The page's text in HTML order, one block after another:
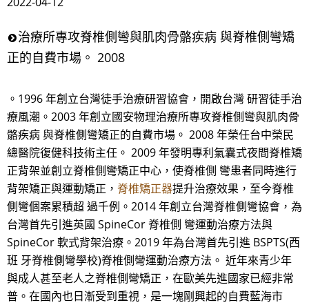
治療所專攻脊椎側彎與肌肉骨骼疾病 與脊椎側彎矯
正的自費市場。 2008
。1996 年創立台灣徒手治療研習協會，開啟台灣 研習徒手治
療風潮。2003 年創立國安物理治療所專攻脊椎側彎與肌肉骨
骼疾病 與脊椎側彎矯正的自費市場。 2008 年榮任台中榮民
總醫院復健科技術主任。 2009 年發明專利氣囊式夜間脊椎矯
正背架並創立脊椎側彎矯正中心，使脊椎側 彎患者同時進行
背架矯正與運動矯正， 脊椎矯正器提升治療效果，至今脊椎
側彎個案累積超 過千例。2014 年創立台灣脊椎側彎協會，為
台灣首先引進英國 SpineCor 脊椎側 彎運動治療方法與
SpineCor 軟式背架治療。2019 年為台灣首先引進 BSPTS(西
班 牙脊椎側彎學校)脊椎側彎運動治療方法。 近年來青少年
與成人甚至老人之脊椎側彎矯正，在歐美先進國家已經非常
普。在國內也日漸受到重視，是一塊剛興起的自費藍海市